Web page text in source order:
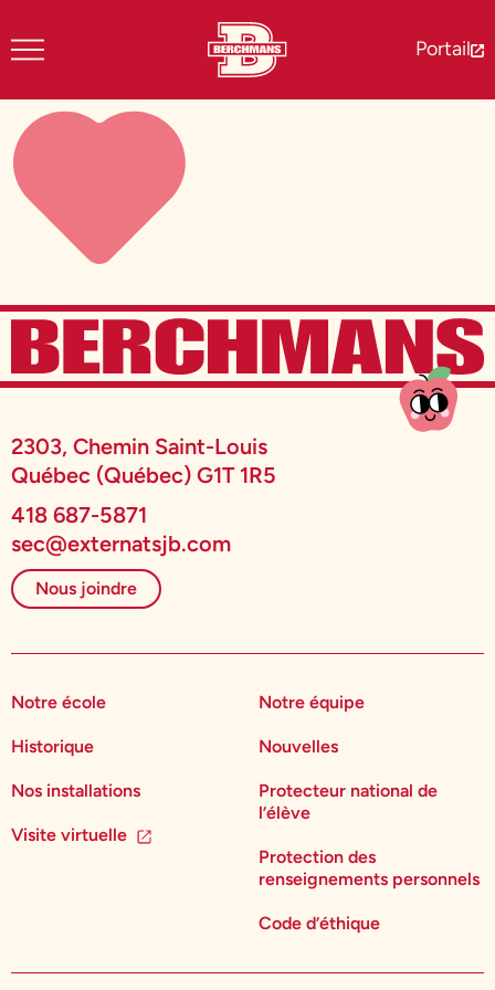
Portail
2303, Chemin Saint-Louis
Québec (Québec) G1T 1R5
418 687-5871
sec@externatsjb.com
Nous joindre
Notre école
Historique
Nos installations
Visite virtuelle
Notre équipe
Nouvelles
Protecteur national de
l’élève
Protection des
renseignements personnels
Code d’éthique